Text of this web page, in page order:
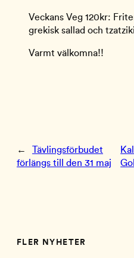
Veckans Veg 120kr:
grekisk sallad och tzatziki
Varmt välkomna!!
←
Tävlingsförbudet
förlängs till den 31 maj
FLER NYHETER